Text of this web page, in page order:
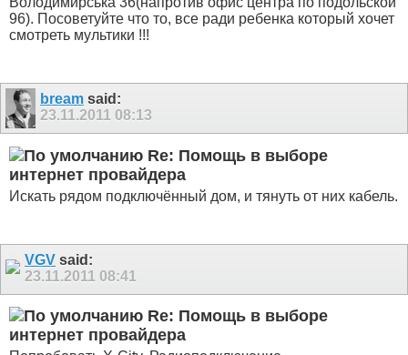
96). Посоветуйте что то, все ради ребенка который хочет
смотреть мультики !!!
bream said:
23.11.2011 08:13
Re: Помощь в выборе
интернет провайдера
Искать рядом подключённый дом, и тянуть от них кабель.
VGV said:
23.11.2011 08:41
Re: Помощь в выборе
интернет провайдера